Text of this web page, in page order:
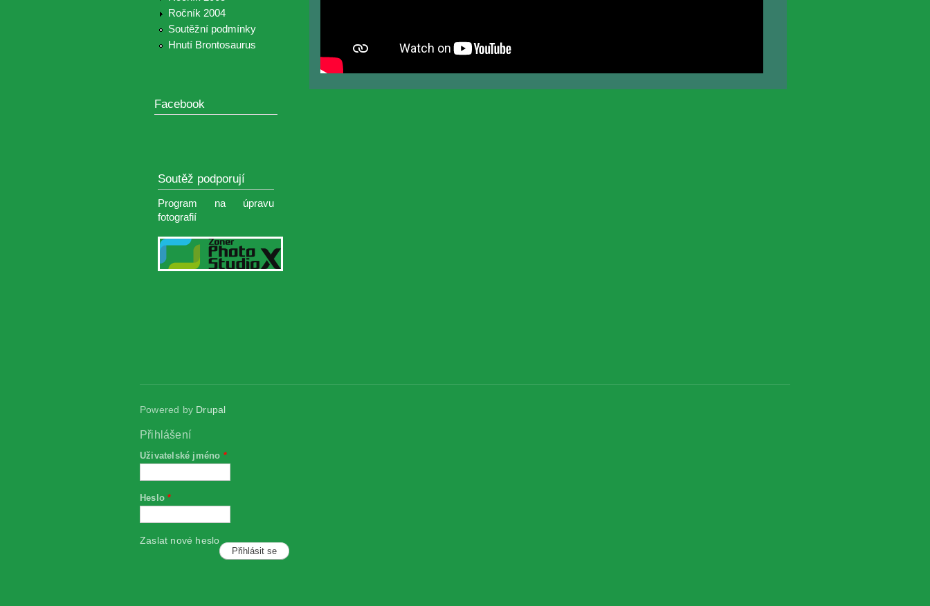
Ročník 2004
Soutěžní podmínky
Hnutí Brontosaurus
Facebook
Soutěž podporují
Program na úpravu
fotografií
Powered by Drupal
Přihlášení
Uživatelské jméno *
Heslo*
Zaslat nové heslo